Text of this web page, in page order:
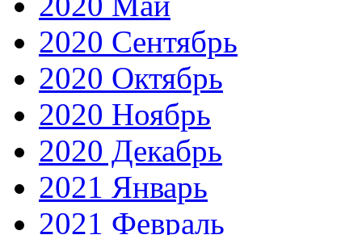
2020 Сентябрь
2020 Октябрь
2020 Ноябрь
2020 Декабрь
2021 Январь
2021 Февраль